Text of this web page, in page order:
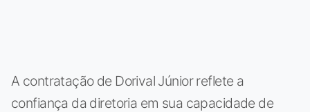
A contratação de Dorival Júnior reflete a
confiança da diretoria em sua capacidade de